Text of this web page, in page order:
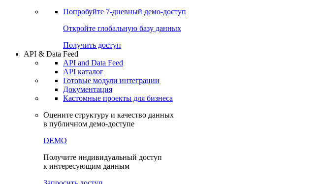
Попробуйте 7-дневный демо-доступ
Откройте глобальную базу данных
Получить доступ
API & Data Feed
API and Data Feed
API каталог
Готовые модули интеграции
Документация
Кастомные проекты для бизнеса
Оцените структуру и качество данных
в публичном демо-доступе
DEMO
Получите индивидуальный доступ
к интересующим данным